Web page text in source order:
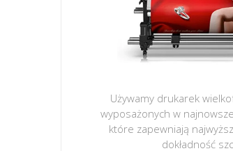
Używamy drukarek
wyposażonych w
które zapewniają
dokładność